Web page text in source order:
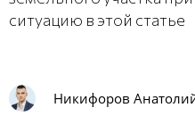
ситуацию в этой статье
Никифоров